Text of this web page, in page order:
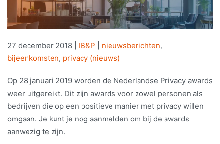
27 december 2018 IB&P nieuwsberichten,
bijeenkomsten, privacy (nieuws)
Op 28 januari 2019 worden de Nederlandse Privacy awards
weer uitgereikt. Dit zijn awards voor zowel personen als
bedrijven die op een positieve manier met privacy willen
omgaan. Je kunt je nog aanmelden om bij de awards
aanwezig te zijn.